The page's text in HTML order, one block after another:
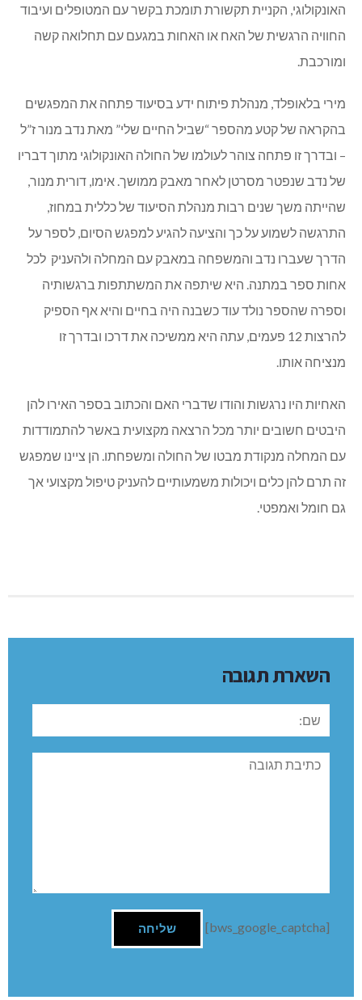
האונקולוגי, הקניית תקשורת תומכת בקשר עם המטופלים ועיבוד
החוויה הרגשית של האח או האחות במגעם עם תחלואה קשה
ומורכבת.
מירי בלאופלד, מנהלת פיתוח ידע בסיעוד פתחה את המפגשים
בהקראה של קטע מהספר “שביל החיים שלי” מאת נדב מנור ז”ל
– ובדרך זו פתחה צוהר לעולמו של החולה האונקולוגי מתוך דבריו
של נדב שנפטר מסרטן לאחר מאבק ממושך. אימו, דורית מנור,
שהייתה משך שנים רבות מנהלת הסיעוד של כללית במחוז,
התרגשה לשמוע על כך והציעה להגיע למפגש הסיום, לספר על
הדרך שעברו נדב והמשפחה במאבק עם המחלה ולהעניק לכל
אחות ספר במתנה. היא שיתפה את המשתתפות ברגשותיה
וספרה שהספר נולד עוד כשבנה היה בחיים והיא אף הספיק
להרצות 12 פעמים, עתה היא ממשיכה את דרכו ובדרך זו
מנציחה אותו.
האחיות היו נרגשות והודו שדברי האם והכתוב בספר האירו להן
היבטים חשובים יותר מכל הרצאה מקצועית באשר להתמודדות
עם המחלה מנקודת מבטו של החולה ומשפחתו. הן ציינו שמפגש
זה תרם להן כלים ויכולות משמעותיים להעניק טיפול מקצועי אך
גם חומל ואמפטי.
השארת תגובה
שם:
תגובה
[bws_google_captcha]